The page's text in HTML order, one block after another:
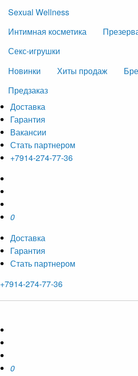
Sexual Wellness
Интимная косметика
Секс-игрушки
Новинки
Хиты продаж
Предзаказ
Доставка
Гарантия
Вакансии
Стать партнером
+7914-274-77-36
0
Доставка
Гарантия
Стать партнером
+7914-274-77-36
0